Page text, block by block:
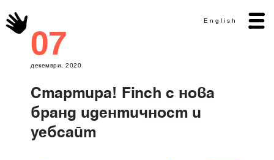
English
07
декември, 2020
Стартира! Finch с нова
бранд идентичност и
уебсайт